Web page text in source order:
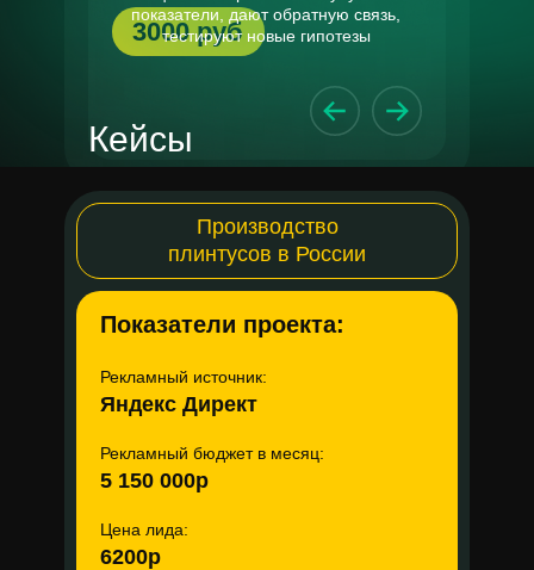
3000 руб
CosVetics School -
онлайн обучение
косметологии
показатели, дают обратную связь,
тестируют новые гипотезы
Кейсы
Производство
плинтусов в России
6200р
Цена лида:
5 150 000р
Рекламный бюджет в месяц:
Яндекс Директ
Рекламный источник:
Показатели проекта: